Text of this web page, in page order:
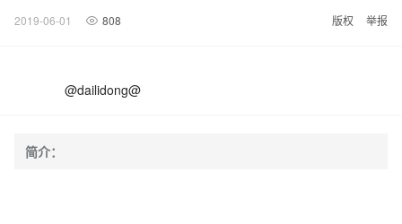
2019-06-01 808 版权 举报
@dailidong@
简介：